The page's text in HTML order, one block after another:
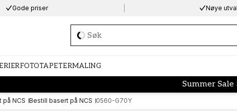
Gode priser Nøye
Loading…
FOTOTAPETERMALING
Summer Sale
på NCS Bestill basert på NCS 0560-G70Y